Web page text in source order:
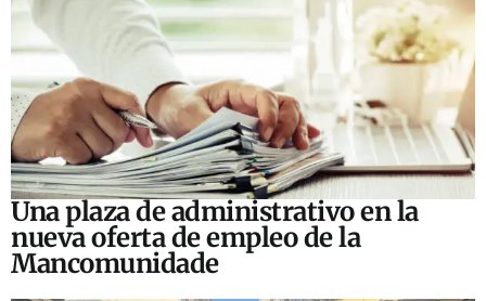
Una plaza de administrativo en la
nueva oferta de empleo de la
Mancomunidade